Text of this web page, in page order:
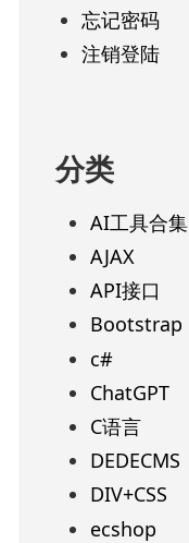
忘记密码
注销登陆
分类
AI工具合集
AJAX
API接口
Bootstrap
c#
ChatGPT
C语言
DEDECMS
DIV+CSS
ecshop